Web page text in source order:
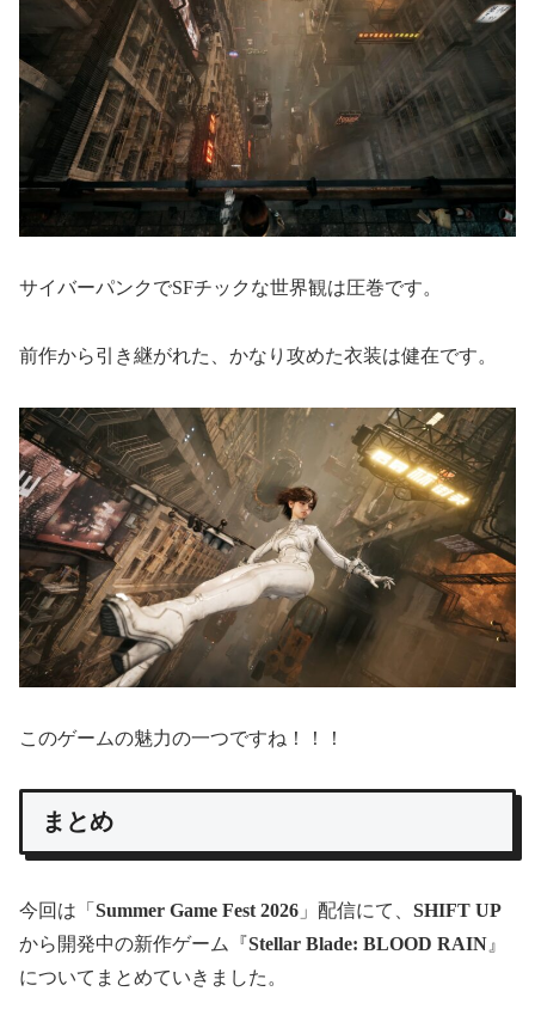
サイバーパンクでSFチックな世界観は圧巻です。
前作から引き継がれた、かなり攻めた衣装は健在です。
このゲームの魅力の一つですね！！！
まとめ
今回は「 Summer Game Fest 2026 」配信にて、 SHIFT UP
から開発中の新作ゲーム『Stellar Blade: BLOOD RAIN 』
についてまとめていきました。